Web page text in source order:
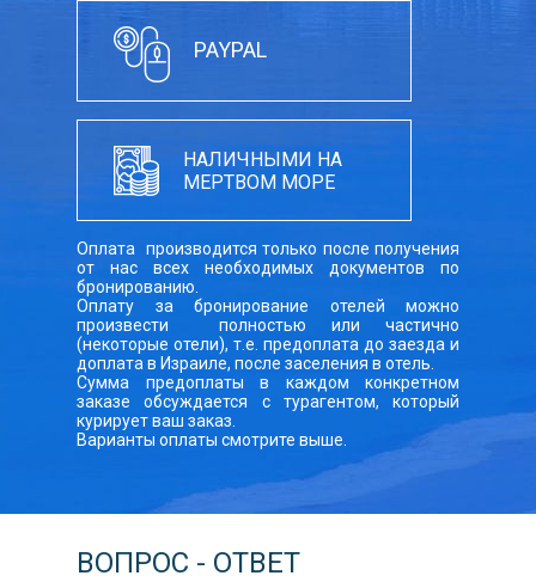
PAYPAL
НАЛИЧНЫМИ НА
МЕРТВОМ МОРЕ
Оплата производится только после получения
от нас всех необходимых документов по
бронированию.
Оплату за бронирование отелей можно
произвести полностью или частично
(некоторые отели), т.е. предоплата до заезда и
доплата в Израиле, после заселения в отель.
Сумма предоплаты в каждом конкретном
заказе обсуждается с турагентом, который
курирует ваш заказ.
Варианты оплаты смотрите выше.
ВОПРОС - ОТВЕТ